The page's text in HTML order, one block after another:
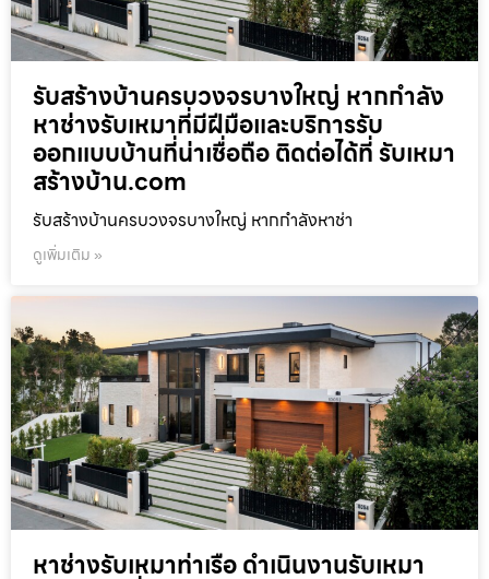
รับสร้างบ้านครบวงจรบางใหญ่ หากกำลัง
หาช่างรับเหมาที่มีฝีมือและบริการรับ
ออกแบบบ้านที่น่าเชื่อถือ ติดต่อได้ที่ รับเหมา
สร้างบ้าน.com
รับสร้างบ้านครบวงจรบางใหญ่ หากกำลังหาช่า
ดูเพิ่มเติม »
หาช่างรับเหมาท่าเรือ ดำเนินงานรับเหมา